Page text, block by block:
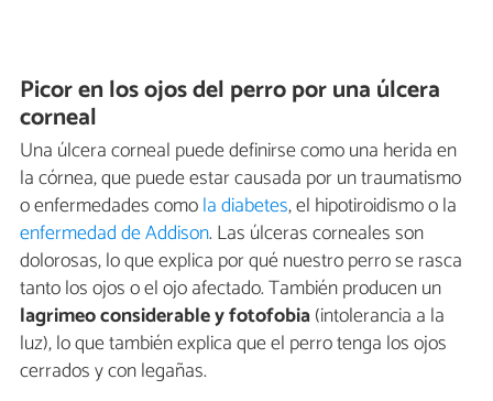
Picor en los ojos del perro por una úlcera
corneal
Una úlcera corneal puede definirse como una herida en
la córnea, que puede estar causada por un traumatismo
o enfermedades comola diabetes, el hipotiroidismo o la
enfermedad de Addison. Las úlceras corneales son
dolorosas, lo que explica por qué nuestro perro se rasca
tanto los ojos o el ojo afectado. También producen un
lagrimeo considerable yfotofobia(intolerancia a la
luz), lo que también explica que el perro tenga los ojos
cerrados y con legañas.